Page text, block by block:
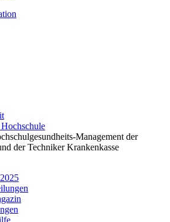
Management der
der Techniker Krankenkasse